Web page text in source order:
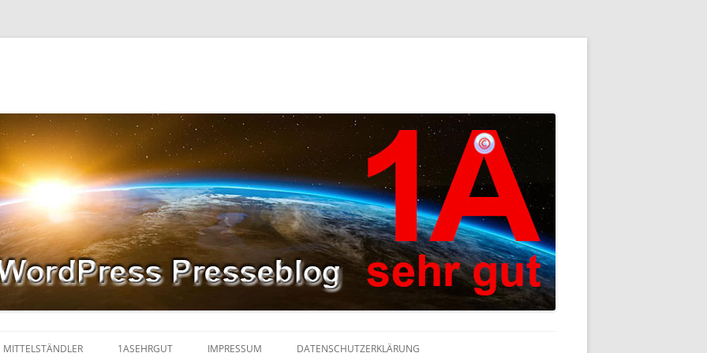
MITTELSTÄNDLER 1ASEHRGUT IMPRESSUM DATENSCHUTZERKLÄRUNG